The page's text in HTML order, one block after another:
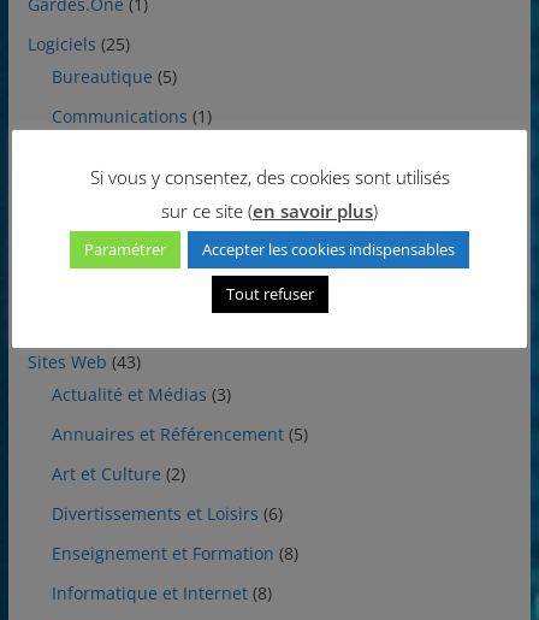
Logiciels (25)
Bureautique (5)
Communications (1)
Multimédia(8)
Protections(1)
Sites Web (43)
Actualité et Médias (3)
Annuaires et Référencement(5)
Art et Culture (2)
Divertissements et Loisirs (6)
Enseignement et Formation (8)
Informatique et Internet(8)
Si vous y consentez, des cookies sont utilisés
sur ce site (en savoir plus)
Paramétrer Accepter les cookies indispensables
Tout refuser